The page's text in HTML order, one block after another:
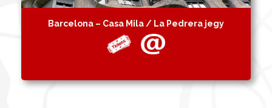
Barcelona – Casa Mila / La Pedrera jegy